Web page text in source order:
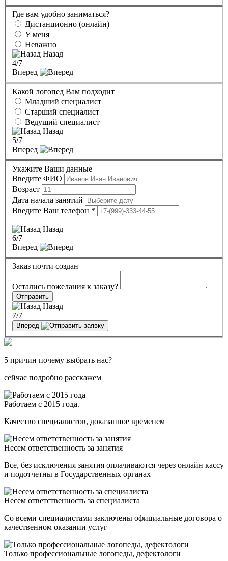
Где вам удобно заниматься?
Дистанционно (онлайн)
У меня
Неважно
Назад
4/7
Вперед
Какой логопед Вам подходит
Младший специалист
Старший специалист
Ведущий специалист
Назад
5/7
Вперед
Укажите Ваши данные
Введите ФИО
Возраст
Дата начала занятий
Введите Ваш телефон *
Назад
6/7
Вперед
Заказ почти создан
Остались пожелания к заказу?
Отправить
Назад
7/7
Вперед
5 причин почему выбрать нас?
сейчас подробно расскажем
Работаем с 2015 года.
Качество специалистов, доказанное временем
Несем ответственность за занятия
Все, без исключения занятия оплачиваются через онлайн кассу
и подотчетны в Государственных органах
Несем ответственность за специалиста
Со всеми специалистами заключены официальные договора о
качественном оказании услуг
Только профессиональные логопеды, дефектологи